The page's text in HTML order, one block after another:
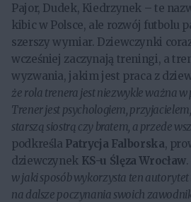
Pajor, Dudek, Kiedrzynek – te
kibic w Polsce, ale rozwój futbolu
szerszy wymiar. Dziewczynki
wcześniej zaczynają treningi, a
wyzwania, jakim jest praca z
że rola trenera jest niezwykle ważna w
Trener jest psychologiem,
starszą siostrą czy bratem, a przede
podkreśla Patrycja Falborska,
dziewczynekKS-u Ślęza Wrocław.
w jaki sposób wykorzysta ten autorytet
na dalsze poczynania swoich